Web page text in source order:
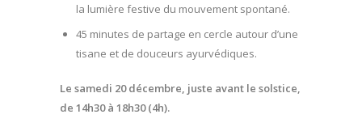
la lumière festive du mouvement spontané.
45 minutes de partage en cercle autour d’une
tisane et de douceurs ayurvédiques.
Le samedi 20 décembre, juste avant le solstice,
de 14h30 à 18h30 (4h).